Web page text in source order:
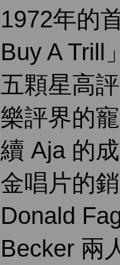
1972年的
Buy A Trill
五顆星高
樂評界的
續 Aja 的
金唱片的
Donald
Becker 兩